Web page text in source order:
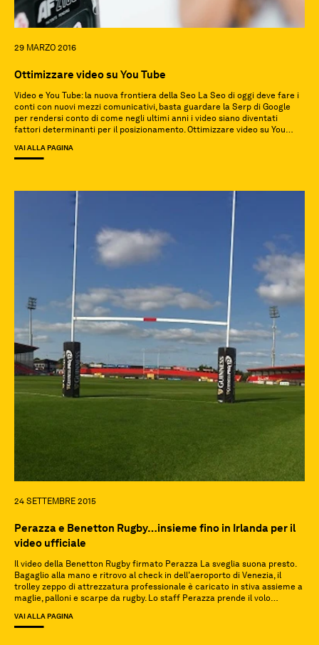
29 MARZO 2016
Ottimizzare video su You Tube
Video e You Tube: la nuova frontiera della Seo La Seo di oggi deve fare i
conti con nuovi mezzi comunicativi, basta guardare la Serp di Google
per rendersi conto di come negli ultimi anni i video siano diventati
fattori determinanti per il posizionamento. Ottimizzare video su You
VAI ALLA PAGINA
24 SETTEMBRE 2015
Perazza e Benetton Rugby…insieme fino in Irlanda per il
video ufficiale
Il video della Benetton Rugby firmato Perazza La sveglia suona presto.
Bagaglio alla mano e ritrovo al check in dell’aeroporto di Venezia, il
trolley zeppo di attrezzatura professionale è caricato in stiva assieme a
maglie, palloni e scarpe da rugby. Lo staff Perazza prende il volo
VAI ALLA PAGINA